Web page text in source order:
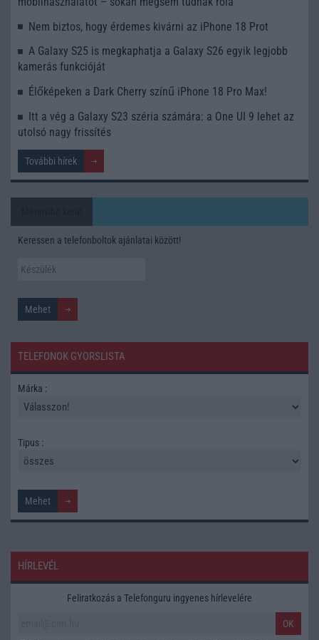
Nem biztos, hogy érdemes kivárni az iPhone 18 Prot
A Galaxy S25 is megkaphatja a Galaxy S26 egyik legjobb
kamerás funkcióját
Élőképeken a Dark Cherry színű iPhone 18 Pro Max!
Itt a vég a Galaxy S23 széria számára: a One UI 9 lehet az
utolsó nagy frissítés
További hírek
Keressen a telefonboltok ajánlatai között!
TELEFONOK GYORSLISTA
Márka :
Tipus :
HÍRLEVÉL
Feliratkozás a Telefonguru ingyenes hírlevelére
OK